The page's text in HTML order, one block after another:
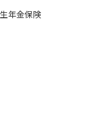
年金保険